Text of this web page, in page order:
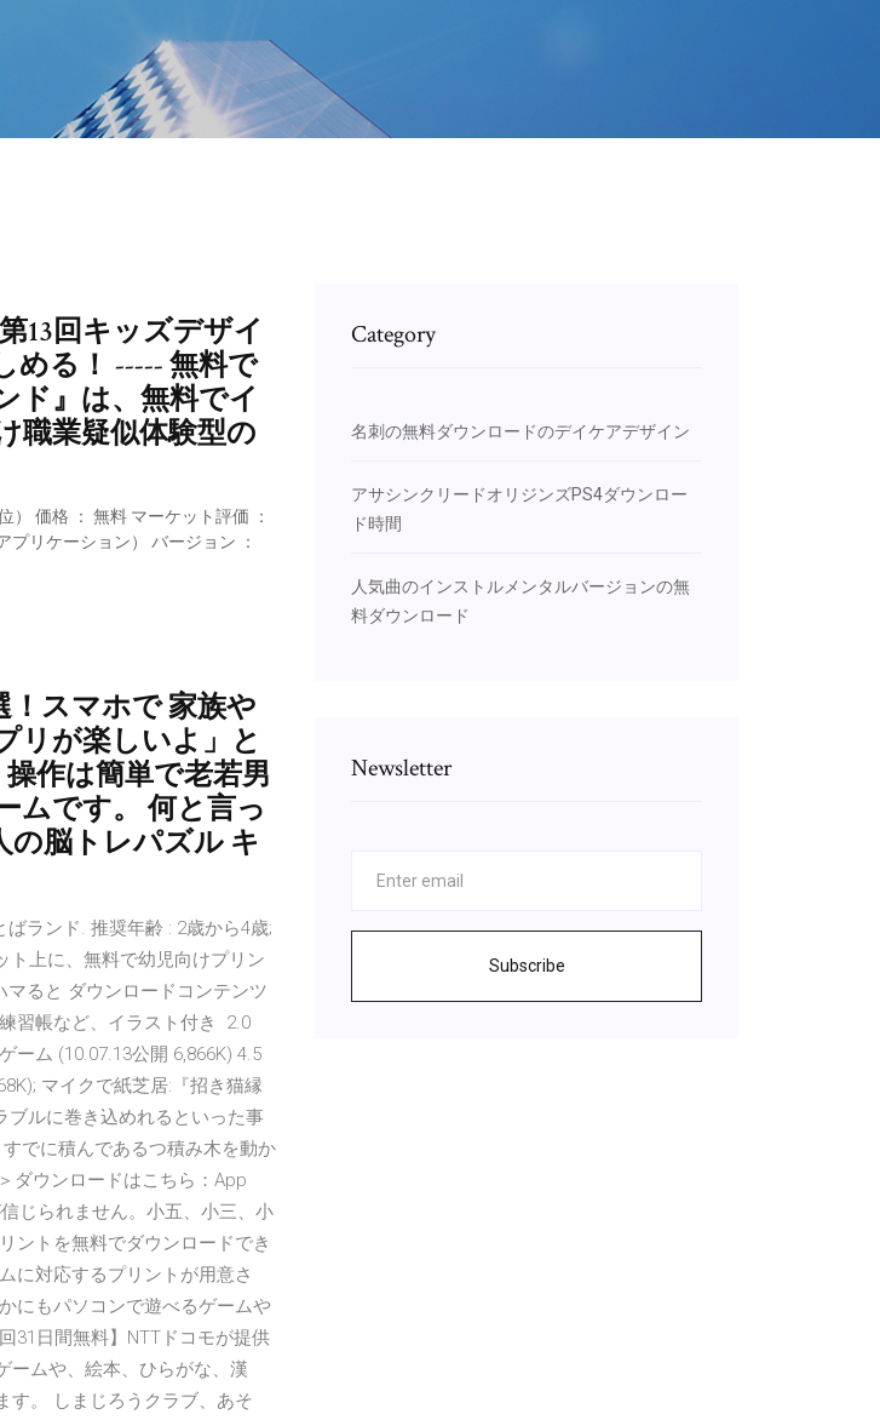
13回キッズデザイ
める！ ----- 無料で
ド』は、無料でイ
職業疑似体験型の
価格 ： 無料 マーケット評価 ：
リケーション） バージョン ：
！スマホで 家族や
リが楽しいよ」と
作は簡単で老若男
ムです。 何と言っ
の脳トレパズル キ
ランド. 推奨年齢 : 2歳から4歳;
ト上に、無料で幼児向けプリン
ると ダウンロードコンテンツ
習帳など、イラスト付き 2.0
ーム (10.07.13公開 6,866K) 4.5
マイクで紙芝居:『招き猫縁
ブルに巻き込めれるといった事
でに積んであるつ積み木を動か
ダウンロードはこちら：App
じられません。小五、小三、小
ントを無料でダウンロードでき
に対応するプリントが用意さ
にもパソコンで遊べるゲームや
31日間無料】NTTドコモが提供
ームや、絵本、ひらがな、漢
す。 しまじろうクラブ、あそ
Category
名刺の無料ダウンロードのデイケアデザイン
アサシンクリードオリジンズPS4ダウンロー
ド時間
人気曲のインストルメンタルバージョンの無
料ダウンロード
Newsletter
Subscribe